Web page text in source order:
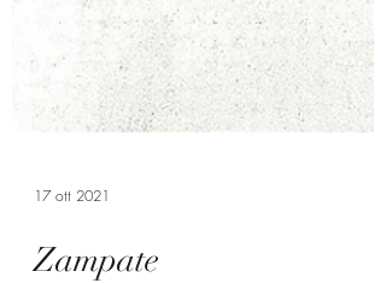
17 ott 2021